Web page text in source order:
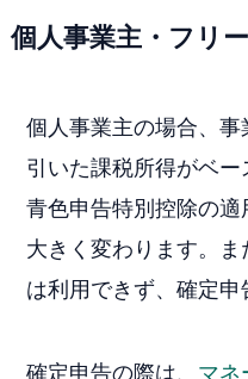
個人事業主・フリ
個人事業主の場合、
引いた課税所得がベ
青色申告特別控除の
大きく変わります。
は利用できず、確定申
確定申告の際は、 マネ